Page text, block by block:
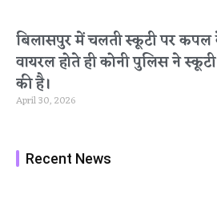
बिलासपुर में चलती स्कूटी पर कपल
वायरल होते ही कोनी पुलिस ने
की है।
April 30, 2026
Recent News